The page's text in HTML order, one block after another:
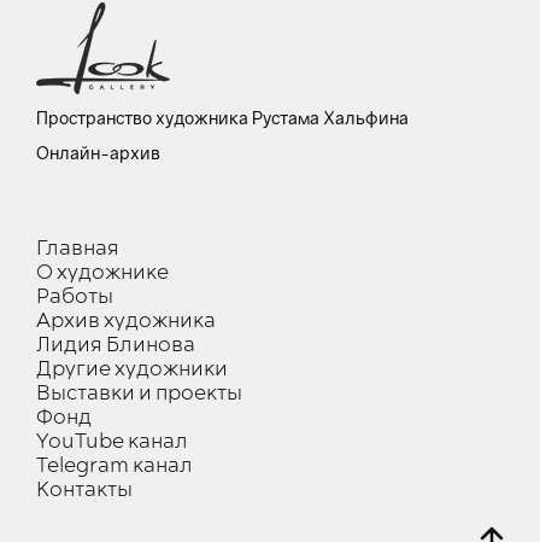
Пространство художника Рустама Хальфина
Онлайн-архив
Главная
О художнике
Работы
Архив художника
Лидия Блинова
Другие художники
Выставки и проекты
Фонд
YouTube канал
Telegram канал
Контакты